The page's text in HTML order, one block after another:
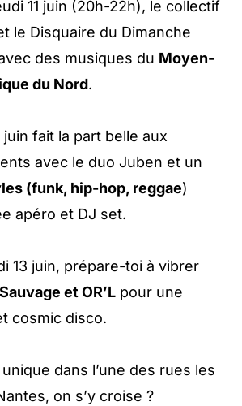
11 juin (20h-22h), le collectif
le Disquaire du Dimanche
des musiques du Moyen-
du Nord.
juin fait la part belle aux
avec le duo Juben et un
(funk, hip-hop, reggae)
apéro et DJ set.
13 juin, prépare-toi à vibrer
et OR’L pour une
cosmic disco.
dans l’une des rues les
on s’y croise ?